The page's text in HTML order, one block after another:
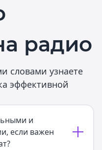
радио
словами узнаете
эффективной
и
если важен